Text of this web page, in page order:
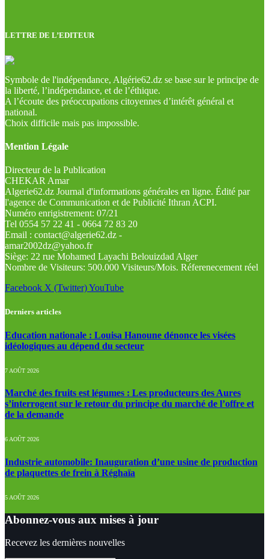
LETTRE DE L’EDITEUR
Symbole de l'indépendance, Algérie62.dz se base sur le principe de
la liberté, l’indépendance, et de l’éthique.
A l’écoute des préoccupations citoyennes d’intérêt général et
national.
Choix difficile mais pas impossible.
Mention Légale
Directeur de la Publication
CHEKAR Amar
Algerie62.dz Journal d'informations générales en ligne. Édité par
l'agence de Communication et de Publicité Ithran ACPI.
Numéro enrigistrement: 07/21
Tel 0554 57 22 41 - 0664 72 83 20
Email : contact@algerie62.dz -
amar2002dz@yahoo.fr
Siège: 22 rue Mohamed Layachi Belouizdad Alger
Nombre de Visiteurs: 500.000 Visiteurs/Mois. Réferenecement réel
Facebook X (Twitter)YouTube
Derniers articles
Education nationale : Louisa Hanoune dénonce les visées
idéologiques au dépend du secteur
7 AOÛT 2026
Marché des fruits est légumes : Les producteurs des Aures
s’interrogent sur le retour du principe du marché de l’offre et
de la demande
6 AOÛT 2026
Industrie automobile: Inauguration d’une usine de production
de plaquettes de frein à Réghaïa
5 AOÛT 2026
Abonnez-vous aux mises à jour
Recevez les dernières nouvelles